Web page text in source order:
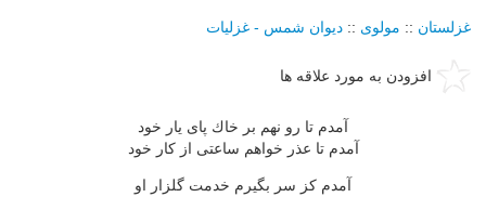
غزلستان :: مولوی :: دیوان شمس - غزلیات
افزودن به مورد علاقه ها
آمدم تا رو نهم بر خاك پای یار خود
آمدم تا عذر خواهم ساعتی از كار خود
آمدم كز سر بگیرم خدمت گلزار او